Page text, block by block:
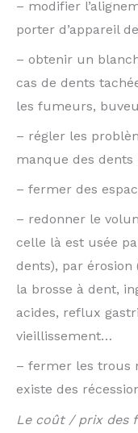
– modifier
porter d’appareil
– obtenir un
cas de dents
les fumeurs,
– régler les
manque des dents
– fermer des
– redonner le
celle là est usée
dents), par
la brosse à dent,
acides, reflux
vieillissement…
– fermer les trous
existe des
Le coût / prix des